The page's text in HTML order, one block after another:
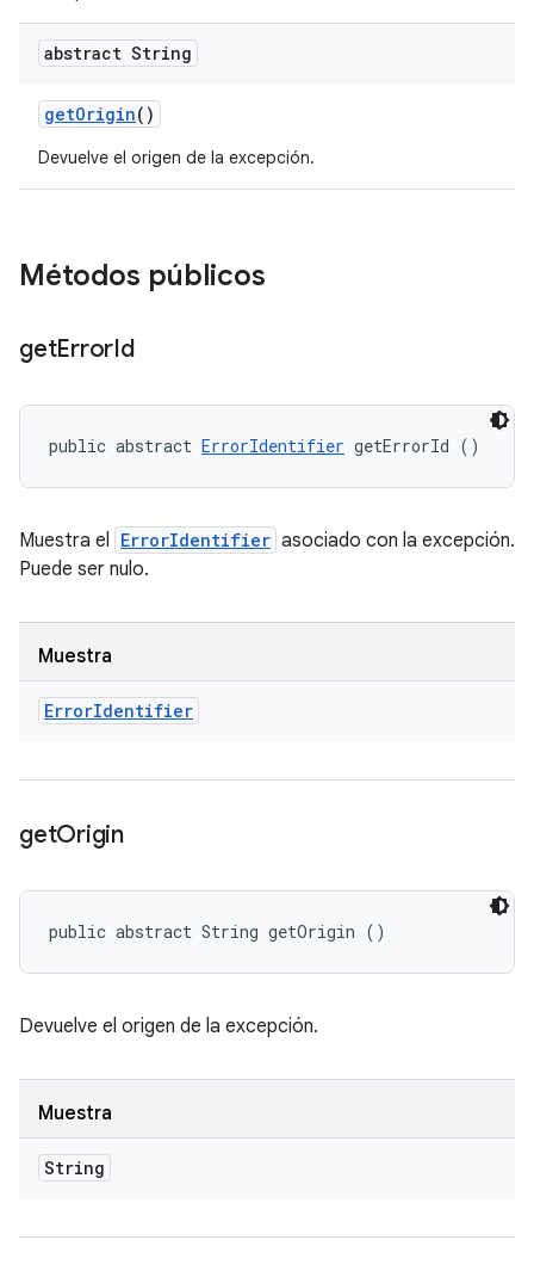
abstract String
getOrigin()
Devuelve el origen de la excepción.
Métodos públicos
getErrorId
public abstract ErrorIdentifier getErrorId ()
Muestra el ErrorIdentifier asociado con la excepción.
Puede ser nulo.
Muestra
ErrorIdentifier
getOrigin
public abstract String getOrigin ()
Devuelve el origen de la excepción.
Muestra
String